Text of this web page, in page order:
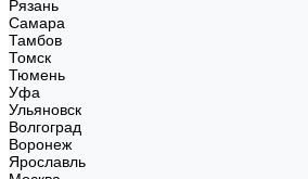
Рязань
Самара
Тамбов
Томск
Тюмень
Уфа
Ульяновск
Волгоград
Воронеж
Ярославль